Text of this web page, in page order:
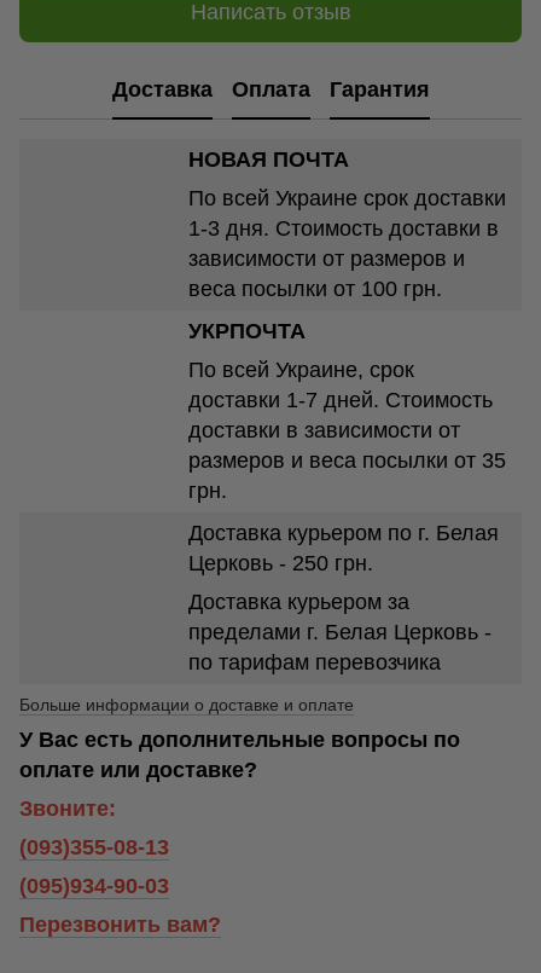
Написать отзыв
Доставка Оплата Гарантия
НОВАЯ ПОЧТА
По всей Украине срок доставки
1-3 дня. Стоимость доставки в
зависимости от размеров и
веса посылки от 100 грн.
УКРПОЧТА
По всей Украине, срок
доставки 1-7 дней. Стоимость
доставки в зависимости от
размеров и веса посылки от 35
грн.
Доставка курьером по г. Белая
Церковь - 250 грн.
Доставка курьером за
пределами г. Белая Церковь -
по тарифам перевозчика
Больше информации о доставке и оплате
У Вас есть дополнительные вопросы по
оплате или доставке?
Звоните:
(093)355-08-13
(095)934-90-03
Перезвонить вам?